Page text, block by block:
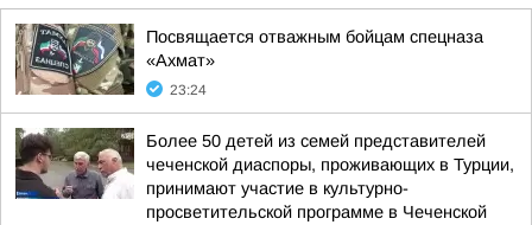
Посвящается отважным бойцам спецназа
«Ахмат»
23:24
Более 50 детей из семей представителей
чеченской диаспоры, проживающих в Турции,
принимают участие в культурно-
просветительской программе в Чеченской